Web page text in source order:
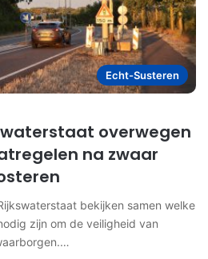
Echt-Susteren
overwegen
na zwaar
bekijken samen welke
zijn om de veiligheid van